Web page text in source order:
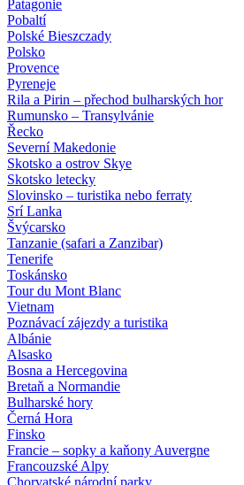
Patagonie
Pobaltí
Polské Bieszczady
Polsko
Provence
Pyreneje
Rila a Pirin – přechod bulharských hor
Rumunsko – Transylvánie
Řecko
Severní Makedonie
Skotsko a ostrov Skye
Skotsko letecky
Slovinsko – turistika nebo ferraty
Srí Lanka
Švýcarsko
Tanzanie (safari a Zanzibar)
Tenerife
Toskánsko
Tour du Mont Blanc
Vietnam
Poznávací zájezdy a turistika
Albánie
Alsasko
Bosna a Hercegovina
Bretaň a Normandie
Bulharské hory
Černá Hora
Finsko
Francie – sopky a kaňony Auvergne
Francouzské Alpy
Chorvatské národní parky